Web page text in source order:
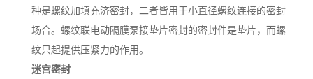
种是螺纹加填充济密封，二者皆用于小直径螺纹连接的密封
场合。螺纹联电动隔膜泵接垫片密封的密封件是垫片，而螺
纹只起提供压紧力的作用。
迷宫密封